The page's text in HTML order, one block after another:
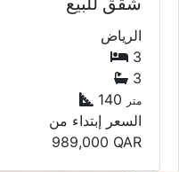
الرياض
3
3
140
متر
السعر إبتداء من
989,000 QAR